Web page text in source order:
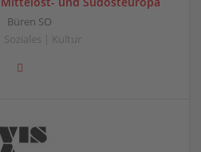
Büren SO
Soziales | Kultur